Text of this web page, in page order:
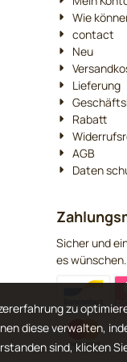
Wie
contact
Neu
Lieferung
Rabatt
AGB
Daten
Sicher und
es wünschen.
zu
diese verwalten,
sind, klicken